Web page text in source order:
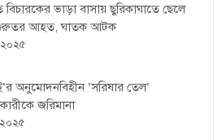
বিচারকের ভাড়া বাসায় ছুরিকাঘাতে ছেলে
গুরুতর আহত, ঘাতক আটক
২০২৫
অনুমোদনবিহীন ‘সরিষার তেল’
জরিমানা
২০২৫